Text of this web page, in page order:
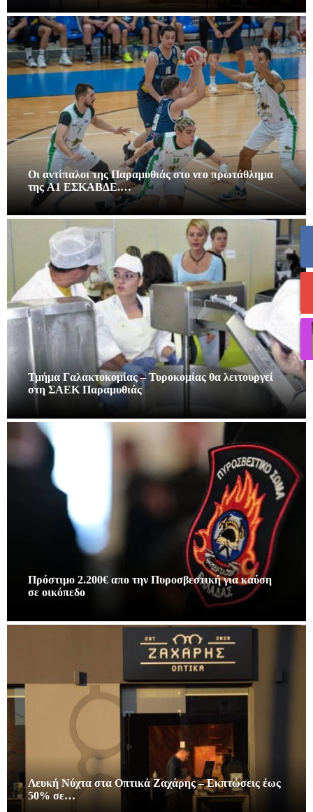
Οι αντίπαλοι της Παραμυθιάς στο νεο πρωτάθλημα
της A1 ΕΣΚΑΒΔΕ.…
Τμήμα Γαλακτοκομίας – Τυροκομίας θα λειτουργεί
στη ΣΑΕΚ Παραμυθιάς
Πρόστιμο 2.200€ απο την Πυροσβεστική για καύση
σε οικόπεδο
Λευκή Νύχτα στα Οπτικά Ζαχάρης – Εκπτώσεις έως
50% σε…